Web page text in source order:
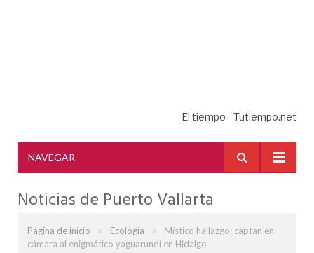
El tiempo - Tutiempo.net
NAVEGAR
Noticias de Puerto Vallarta
Página de inicio » Ecología »
Místico hallazgo: captan en
cámara al enigmático yaguarundi en Hidalgo